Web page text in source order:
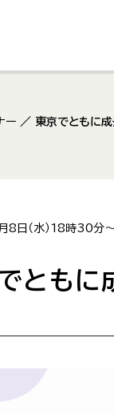
ー 東京でともに
日（水）18時30分
ともに